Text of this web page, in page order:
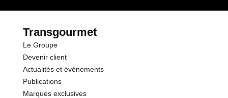
Transgourmet
Le Groupe
Devenir client
Actualités et événements
Publications
Marques exclusives